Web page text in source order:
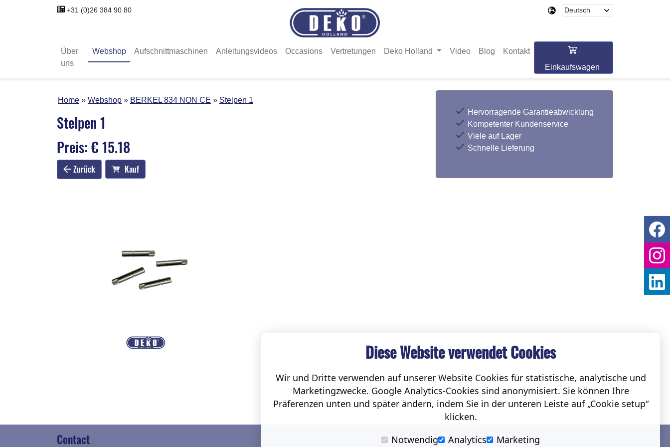
+31 (0)26 384 90 80
Über
uns
Webshop Aufschnittmaschinen Anleitungsvideos Occasions Vertretungen Deko Holland Video Blog
Kontakt
Einkaufswagen
Home Webshop BERKEL 834 NON CE Stelpen 1
Stelpen 1
Preis: € 15.18
Zurück Kauf
Hervorragende Garantieabwicklung
Kompetenter Kundenservice
Viele auf Lager
Schnelle Lieferung
Contact Social
Diese Website verwendet Cookies
Wir und Dritte verwenden auf unserer Website Cookies für statistische, analytische und
Marketingzwecke. Google Analytics-Cookies sind anonymisiert. Sie können Ihre
Präferenzen unten und später ändern, indem Sie in der unteren Leiste auf „Cookie setup“
klicken.
Notwendig
Analytics Marketing